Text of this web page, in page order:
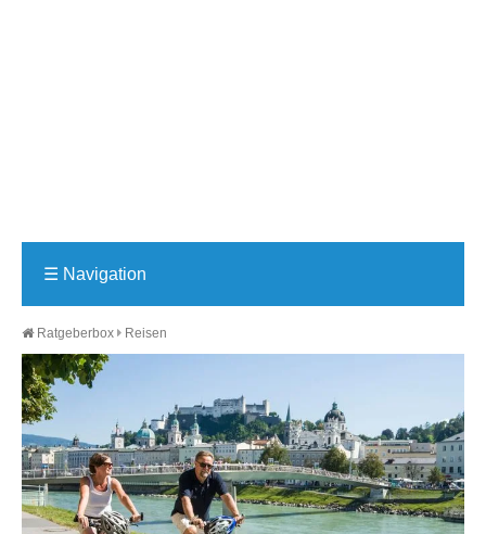
☰ Navigation
Ratgeberbox Reisen